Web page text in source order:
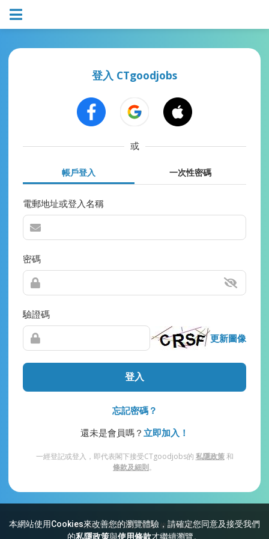
本網站使用Cookies來改善您的瀏覽體驗，請確定您同意及接受我們
的私隱政策與使用條款才繼續瀏覽。
登入 CTgoodjobs
或
帳戶登入 一次性密碼
電郵地址或登入名稱
密碼
驗證碼
更新圖像
登入
忘記密碼？
還未是會員嗎？ 立即加入！
一經登記或登入，即代表閣下接受CTgoodjobs的 私隱政策和
條款及細則。
網站索引 常見問題 私隱 條款及細則